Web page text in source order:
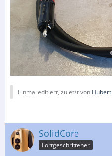
Einmal editiert, zuletzt von Hubert
SolidCore
Fortgeschrittener